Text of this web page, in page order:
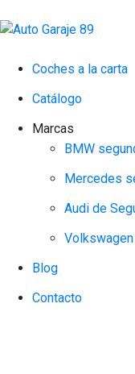
Coches a la carta
Catálogo
Marcas
BMW
Mercedes
Audi de
Blog
Contacto